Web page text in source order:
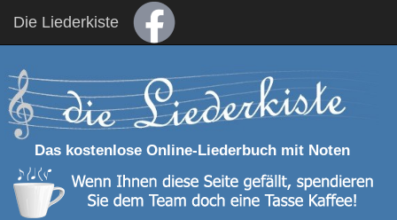
Die Liederkiste
Das kostenlose Online-Liederbuch mit Noten